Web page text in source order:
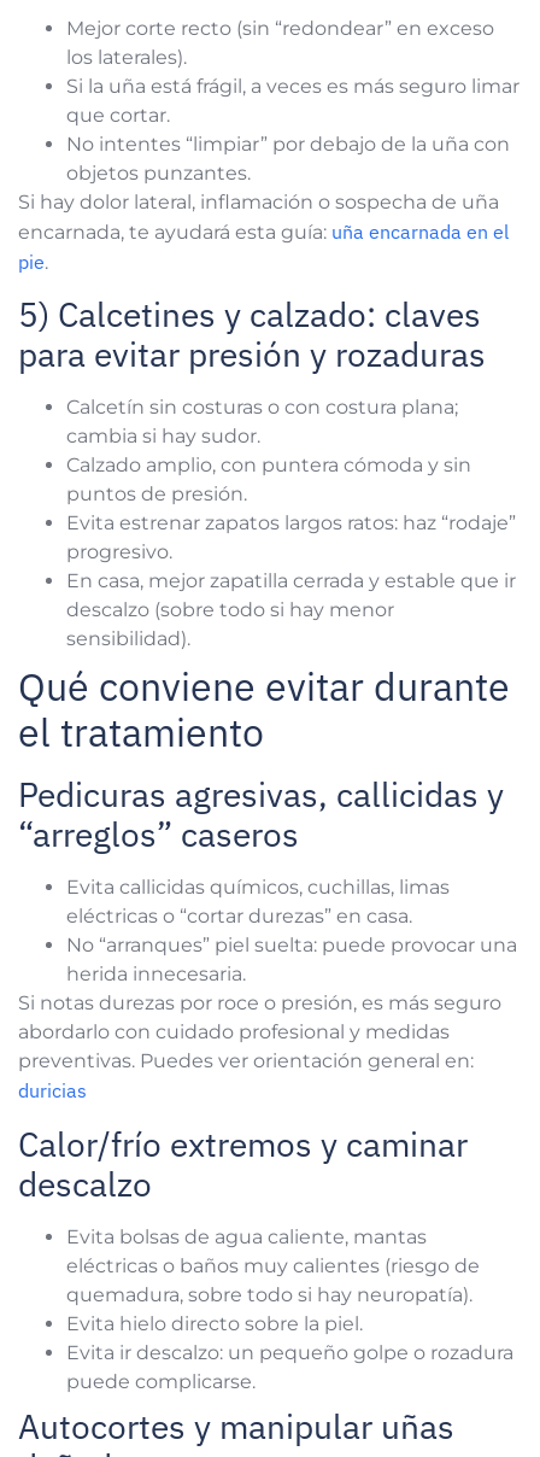
Mejor corte recto (sin “redondear” en exceso
los laterales).
Si la uña está frágil, a veces es más seguro limar
que cortar.
No intentes “limpiar” por debajo de la uña con
objetos punzantes.
Si hay dolor lateral, inflamación o sospecha de uña
encarnada, te ayudará esta guía: uña encarnada en el
pie.
5) Calcetines y calzado: claves
para evitar presión y rozaduras
Calcetín sin costuras o con costura plana;
cambia si hay sudor.
Calzado amplio, con puntera cómoda y sin
puntos de presión.
Evita estrenar zapatos largos ratos: haz “rodaje”
progresivo.
En casa, mejor zapatilla cerrada y estable que ir
descalzo (sobre todo si hay menor
sensibilidad).
Qué conviene evitar durante
el tratamiento
Pedicuras agresivas, callicidas y
“arreglos” caseros
Evita callicidas químicos, cuchillas, limas
eléctricas o “cortar durezas” en casa.
No “arranques” piel suelta: puede provocar una
herida innecesaria.
Si notas durezas por roce o presión, es más seguro
abordarlo con cuidado profesional y medidas
preventivas. Puedes ver orientación general en:
duricias
Calor/frío extremos y caminar
descalzo
Evita bolsas de agua caliente, mantas
eléctricas o baños muy calientes (riesgo de
quemadura, sobre todo si hay neuropatía).
Evita hielo directo sobre la piel.
Evita ir descalzo: un pequeño golpe o rozadura
puede complicarse.
Autocortes y manipular uñas